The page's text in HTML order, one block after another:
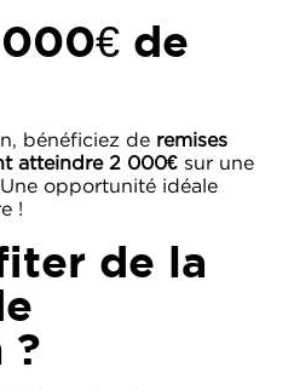
000€ de
bénéficiez de remises
atteindre 2 000€ sur une
opportunité idéale
!
de la
?